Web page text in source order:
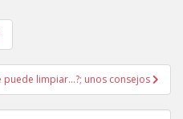
puede limpiar…?; unos consejos